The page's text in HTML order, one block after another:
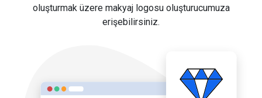
oluşturmak üzere makyaj logosu oluşturucumuza
erişebilirsiniz.